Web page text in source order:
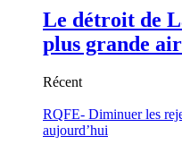
Le détroit de
plus grande
Récent
RQFE- Diminuer les
aujourd’hui